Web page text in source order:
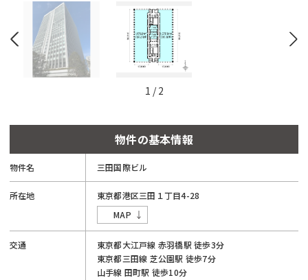
物件の基本情報
物件名 三田国際ビル
所在地 東京都港区三田 １丁目4-28
MAP
交通 東京都大江戸線 赤羽橋駅 徒歩3分
東京都三田線 芝公園駅 徒歩7分
山手線 田町駅 徒歩10分
1 /2
閉じる